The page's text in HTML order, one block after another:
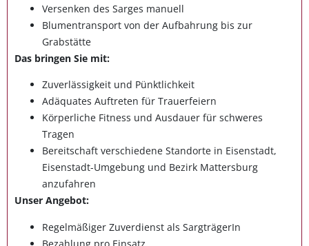
Versenken des Sarges manuell
Blumentransport von der Aufbahrung bis zur
Grabstätte
Das bringen Sie mit:
Zuverlässigkeit und Pünktlichkeit
Adäquates Auftreten für Trauerfeiern
Körperliche Fitness und Ausdauer für schweres
Tragen
Bereitschaft verschiedene Standorte in Eisenstadt,
Eisenstadt-Umgebung und Bezirk Mattersburg
anzufahren
Unser Angebot:
Regelmäßiger Zuverdienst als SargträgerIn